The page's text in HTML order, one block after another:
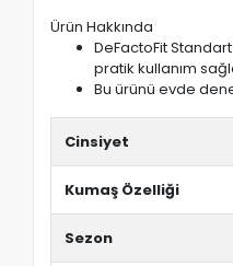
Ürün Hakkında
DeFactoFit
pratik kullanım
Bu ürünü evde
Cinsiyet
Kumaş Özelliği
Sezon